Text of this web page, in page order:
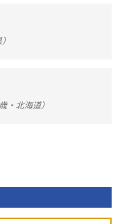
・北海道）